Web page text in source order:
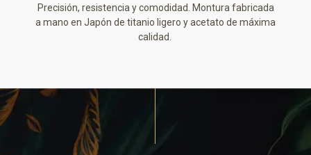
Precisión, resistencia y comodidad. Montura fabricada
a mano en Japón de titanio ligero y acetato de máxima
calidad.